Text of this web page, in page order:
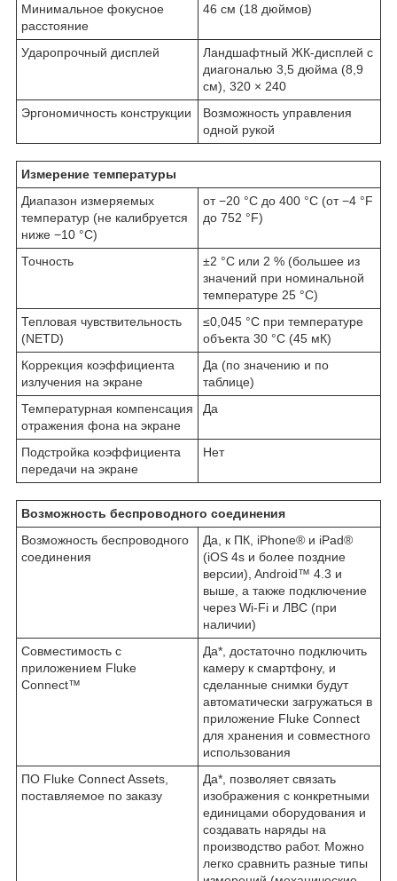
Минимальное фокусное
расстояние
46 см (18 дюймов)
Ударопрочный дисплей
Ландшафтный ЖК-дисплей с
диагональю 3,5 дюйма (8,9
см), 320 × 240
Эргономичность конструкции
Возможность управления
одной рукой
Измерение температуры
Диапазон измеряемых
температур (не калибруется
ниже −10 °C)
от −20 °C до 400 °C (от −4 °F
до 752 °F)
Точность
±2 °C или 2 % (большее из
значений при номинальной
температуре 25 °C)
Тепловая чувствительность
(NETD)
≤0,045 °C при температуре
объекта 30 °C (45 мК)
Коррекция коэффициента
излучения на экране
Да (по значению и по
таблице)
Температурная компенсация
отражения фона на экране
Да
Подстройка коэффициента
передачи на экране
Нет
Возможность беспроводного соединения
Возможность беспроводного
соединения
Да, к ПК, iPhone® и iPad®
(iOS 4s и более поздние
версии), Android™ 4.3 и
выше, а также подключение
через Wi-Fi и ЛВС (при
наличии)
Совместимость с
приложением Fluke
Connect™
Да*, достаточно подключить
камеру к смартфону, и
сделанные снимки будут
автоматически загружаться в
приложение Fluke Connect
для хранения и совместного
использования
ПО Fluke Connect Assets,
поставляемое по заказу
Да*, позволяет связать
изображения с конкретными
единицами оборудования и
создавать наряды на
производство работ. Можно
легко сравнить разные типы